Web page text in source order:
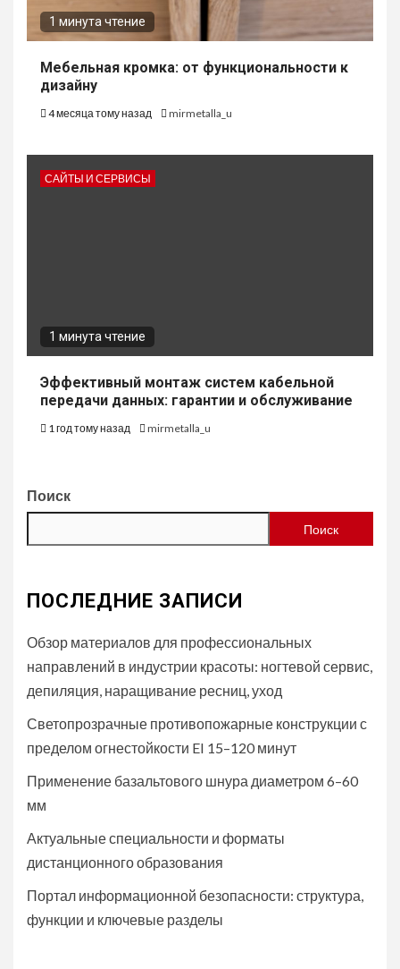
1 минута чтение
Мебельная кромка: от функциональности к
дизайну
4 месяца тому назад mirmetalla_u
САЙТЫ И СЕРВИСЫ
1 минута чтение
Эффективный монтаж систем кабельной
передачи данных: гарантии и обслуживание
1 год тому назад mirmetalla_u
Поиск
Поиск
ПОСЛЕДНИЕ ЗАПИСИ
Обзор материалов для профессиональных
направлений в индустрии красоты: ногтевой сервис,
депиляция, наращивание ресниц, уход
Светопрозрачные противопожарные конструкции с
пределом огнестойкости EI 15–120 минут
Применение базальтового шнура диаметром 6–60
мм
Актуальные специальности и форматы
дистанционного образования
Портал информационной безопасности: структура,
функции и ключевые разделы